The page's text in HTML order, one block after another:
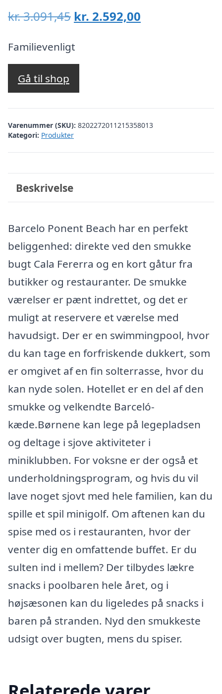
kr.3.091,45 Den
pris
var:
kr. 2.592,00
Familievenligt
Gå til shop
Varenummer (SKU): 8202272011215358013
Kategori: Produkter
Beskrivelse
Barcelo Ponent Beach har en perfekt
beliggenhed: direkte ved den smukke
bugt Cala Fererra og en kort gåtur fra
butikker og restauranter. De smukke
værelser er pænt indrettet, og det er
muligt at reservere et værelse med
havudsigt. Der er en swimmingpool, hvor
du kan tage en forfriskende dukkert, som
er omgivet af en fin solterrasse, hvor du
kan nyde solen. Hotellet er en del af den
smukke og velkendte Barceló-
kæde.Børnene kan lege på legepladsen
og deltage i sjove aktiviteter i
miniklubben. For voksne er der også et
underholdningsprogram, og hvis du vil
lave noget sjovt med hele familien, kan du
spille et spil minigolf. Om aftenen kan du
spise med os i restauranten, hvor der
venter dig en omfattende buffet. Er du
sulten ind i mellem? Der tilbydes lækre
snacks i poolbaren hele året, og i
højsæsonen kan du ligeledes på snacks i
baren på stranden. Nyd den smukkeste
udsigt over bugten, mens du spiser.